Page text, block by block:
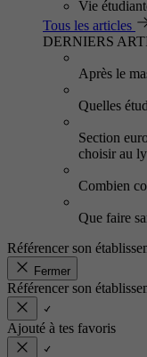
Vie
Tous les articles
DERNIERS
Après le
Quelles
Section
choisir au
Combien
Que faire
Référencer son
Fermer
Référencer son
Ajouté à tes favoris